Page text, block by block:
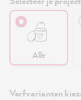
Alle
Verfvarianten